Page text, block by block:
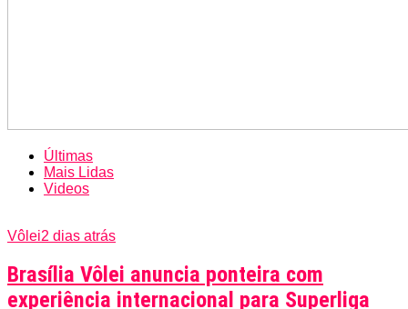
Últimas
Mais Lidas
Videos
Vôlei2 dias atrás
Brasília Vôlei anuncia ponteira com
experiência internacional para Superliga